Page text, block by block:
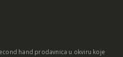
hand prodavnica u okviru koje